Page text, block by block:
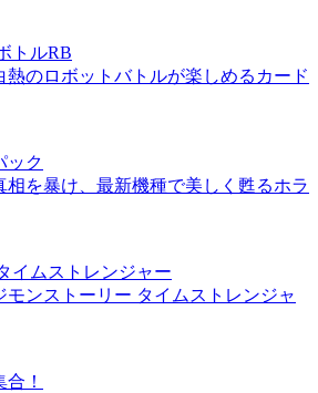
トルRB
熱のロボットバトルが楽しめるカード
ック
を暴け、最新機種で美しく甦るホラ
イムストレンジャー
モンストーリー タイムストレンジャ
！